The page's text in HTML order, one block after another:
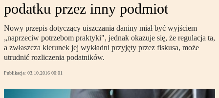
podatku przez inny podmiot
Nowy przepis dotyczący uiszczania daniny miał być wyjściem
„naprzeciw potrzebom praktyki", jednak okazuje się, że regulacja ta,
a zwłaszcza kierunek jej wykładni przyjęty przez fiskusa, może
utrudnić rozliczenia podatników.
Publikacja: 03.10.2016 00:01